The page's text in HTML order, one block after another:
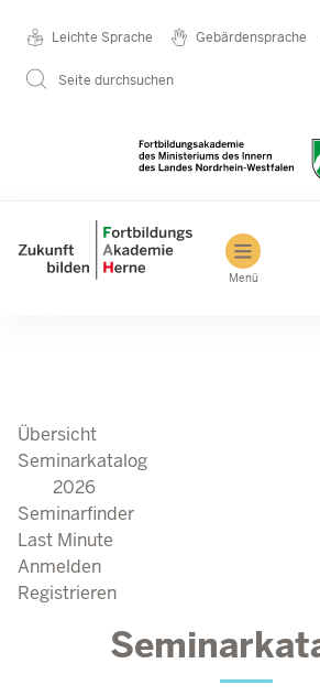
Metanavigation
Leichte Sprache Gebärdensprache
Seite durchsuchen
Main
Menü
Übersicht
Seminarkatalog
2026
Seminarfinder
Last Minute
Anmelden
Registrieren